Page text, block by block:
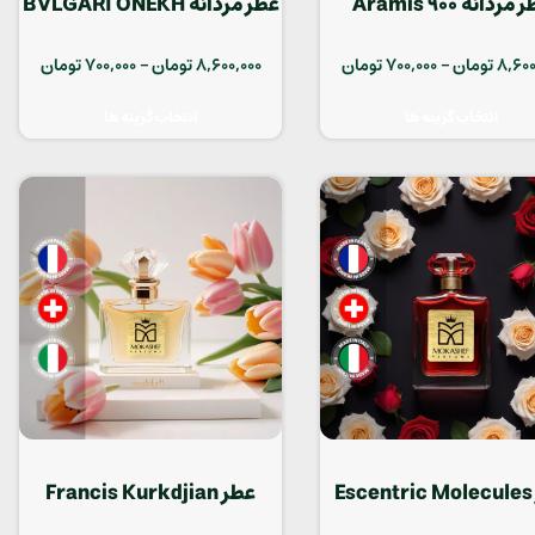
تومان–
700,000تومان 8,600,000تومان–
700,000تومان
عطر Escentric Molecules
عطر Francis Kurkdjian